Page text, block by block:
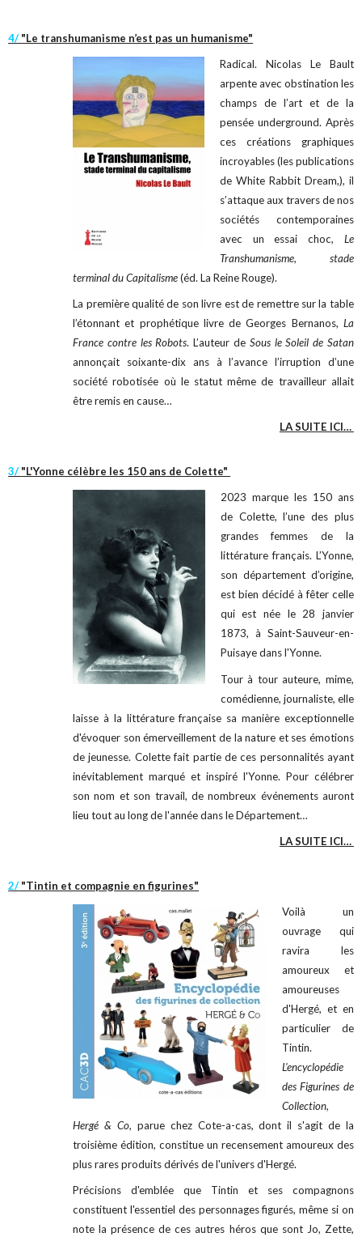
4/"Le transhumanisme n’est pas un humanisme"
Radical. Nicolas Le Bault
arpente avec obstination les
champs de l’art et de la
pensée underground. Après
ces créations graphiques
incroyables (les publications
de White Rabbit Dream,), il
s’attaque aux travers de nos
sociétés contemporaines
avec un essai choc, Le
Transhumanisme, stade
terminal du Capitalisme(éd. La Reine Rouge).
La première qualité de son livre est de remettre sur la table
l’étonnant et prophétique livre de Georges Bernanos, La
France contre les Robots. L’auteur de Sous le Soleil de Satan
annonçait soixante-dix ans à l’avance l’irruption d’une
société robotisée où le statut même de travailleur allait
être remis en cause…
LA SUITE ICI…
3/"L'Yonne célèbre les 150 ans de Colette"
2023 marque les 150 ans
de Colette, l’une des plus
grandes femmes de la
littérature français. L’Yonne,
son département d’origine,
est bien décidé à fêter celle
qui est née le 28 janvier
1873, à Saint-Sauveur-en-
Puisaye dans l'Yonne.
Tour à tour auteure, mime,
comédienne, journaliste, elle
laisse à la littérature française sa manière exceptionnelle
d'évoquer son émerveillement de la nature et ses émotions
de jeunesse. Colette fait partie de ces personnalités ayant
inévitablement marqué et inspiré l'Yonne. Pour célébrer
son nom et son travail, de nombreux événements auront
lieu tout au long de l'année dans le Département…
LA SUITE ICI…
2/"Tintin et compagnie en figurines"
Voilà un
ouvrage qui
ravira les
amoureux et
amoureuses
d'Hergé, et en
particulier de
Tintin.
L'encyclopédie
des Figurines de
Collection,
Hergé & Co, parue chez Cote-a-cas, dont il s'agit de la
troisième édition, constitue un recensement amoureux des
plus rares produits dérivés de l'univers d'Hergé.
Précisions d'emblée que Tintin et ses compagnons
constituent l'essentiel des personnages figurés, même si on
note la présence de ces autres héros que sont Jo, Zette,